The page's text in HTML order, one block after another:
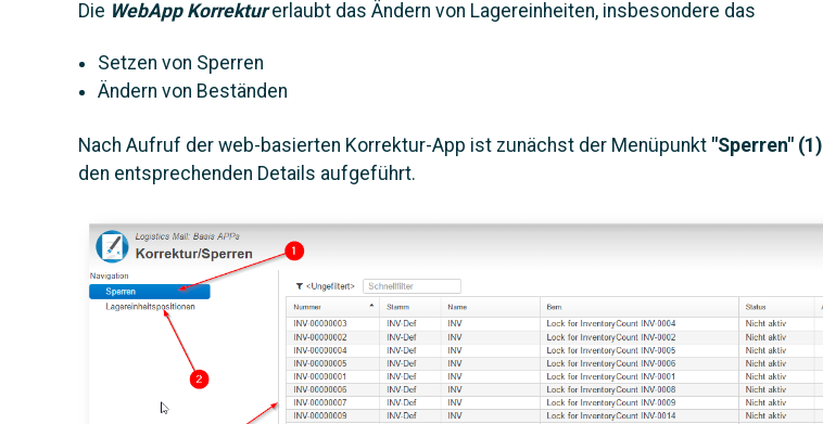
Die WebApp Korrekturerlaubt das Ändern von Lagereinheiten, insbesondere das
Setzen von Sperren
Ändern von Beständen
Nach Aufruf der web-basierten Korrektur-App ist zunächst der Menüpunkt "Sperren" (1)
den entsprechenden Details aufgeführt.